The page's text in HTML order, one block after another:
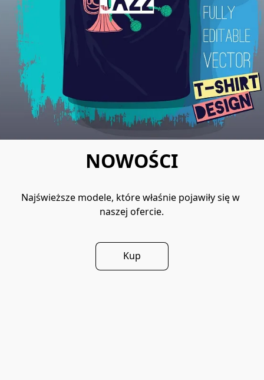
NOWOŚCI
Najświeższe modele, które właśnie pojawiły się w
naszej ofercie.
Kup